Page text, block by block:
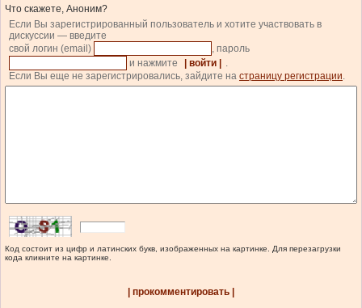
Что скажете, Аноним?
Если Вы зарегистрированный пользователь и хотите участвовать в
дискуссии — введите
свой логин (email)
, пароль
и нажмите
| войти |
.
Если Вы еще не зарегистрировались, зайдите на страницу регистрации.
Код состоит из цифр и латинских букв, изображенных на картинке. Для перезагрузки
кода кликните на картинке.
| прокомментировать |